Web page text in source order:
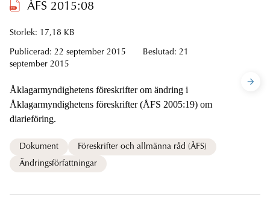
ÅFS 2015:08
Storlek: 17,18 KB
Publicerad: 22 september 2015 Beslutad: 21
september 2015
Åklagarmyndighetens föreskrifter om ändring i
Åklagarmyndighetens föreskrifter (ÅFS 2005:19) om
diarieföring.
Dokument
Föreskrifter och allmänna råd (ÅFS)
Ändringsförfattningar